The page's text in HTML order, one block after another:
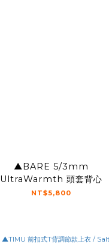
▲BARE 5/3mm
UltraWarmth 頭套背心
NT$5,800